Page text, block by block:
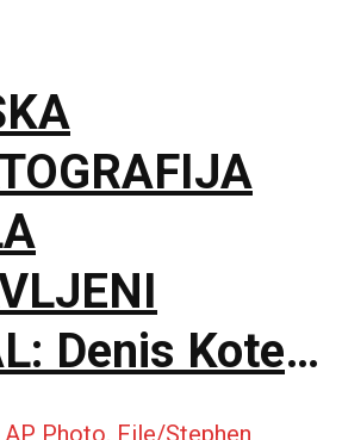
Denis Kote
novu dramu